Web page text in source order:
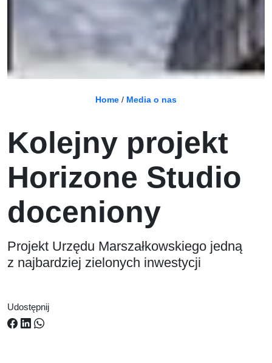
Home / Media o nas
Kolejny projekt
Horizone Studio
doceniony
Projekt Urzędu Marszałkowskiego jedną
z najbardziej zielonych inwestycji
Udostępnij